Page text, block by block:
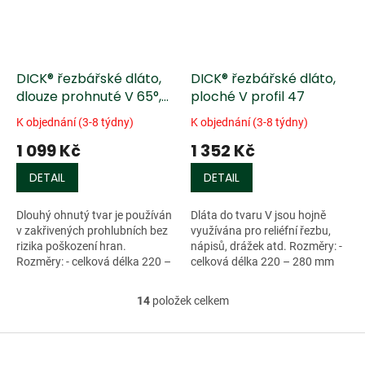
DICK® řezbářské dláto,
dlouze prohnuté V 65°,
profil 42
K objednání (3-8 týdny)
1 099 Kč
DETAIL
Dlouhý ohnutý tvar je používán
v zakřivených prohlubních bez
rizika poškození hran.
Rozměry: - celková délka 220 –
DICK® řezbářské dláto,
ploché V profil 47
K objednání (3-8 týdny)
1 352 Kč
DETAIL
Dláta do tvaru V jsou hojně
využívána pro reliéfní řezbu,
nápisů, drážek atd. Rozměry: -
celková délka 220 – 280 mm
O
l
14položek celkem
Z